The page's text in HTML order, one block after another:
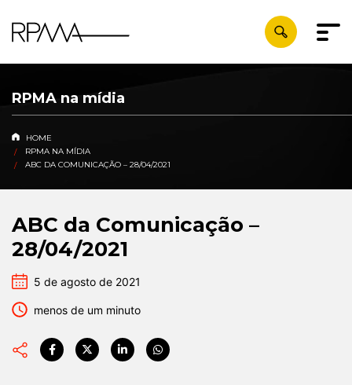
RPMA na mídia
HOME
RPMA NA MÍDIA
ABC DA COMUNICAÇÃO – 28/04/2021
ABC da Comunicação –
28/04/2021
5 de agosto de 2021
menos de um minuto